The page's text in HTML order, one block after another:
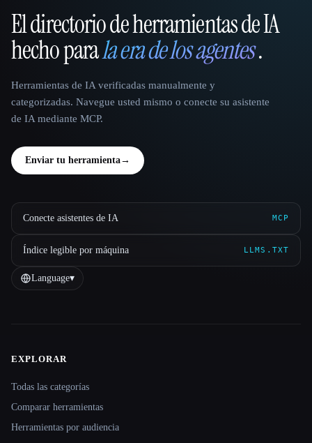
That AI Collection
El directorio de herramientas de IA
hecho parala era de los agentes.
Herramientas de IA verificadas manualmente y
categorizadas. Navegue usted mismo o conecte su asistente
de IA mediante MCP.
Enviar tu herramienta→
Conecte asistentes de IA MCP
Índice legible por máquina LLMS.TXT
Language▾
Site navigation
EXPLORAR
Todas las categorías
Comparar herramientas
Herramientas por audiencia